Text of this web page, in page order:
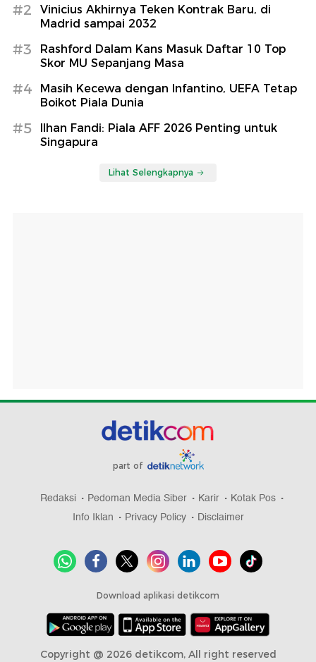
#2
Vinicius Akhirnya Teken Kontrak Baru, di
Madrid sampai 2032
#3
Rashford Dalam Kans Masuk Daftar 10 Top
Skor MU Sepanjang Masa
#4
Masih Kecewa dengan Infantino, UEFA Tetap
Boikot Piala Dunia
#5
Ilhan Fandi: Piala AFF 2026 Penting untuk
Singapura
Lihat Selengkapnya
part of
Redaksi Pedoman Media Siber Karir
Kotak Pos
Info Iklan
Privacy Policy Disclaimer
Download aplikasi detikcom
Copyright @ 2026 detikcom, All right reserved